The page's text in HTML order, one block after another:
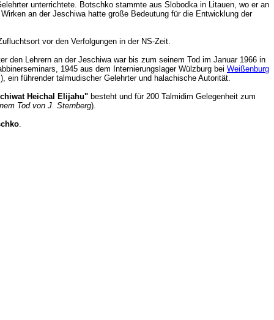
unterrichtete. Botschko stammte aus Slobodka in Litauen, wo er an
an der Jeschiwa hatte große Bedeutung für die Entwicklung der
Zufluchtsort vor den Verfolgungen in der NS-Zeit.
den Lehrern an der Jeschiwa war bis zum seinem Tod im Januar 1966 in
1945 aus dem Internierungslager Wülzburg bei Weißenburg
führender talmudischer Gelehrter und halachische Autorität.
Heichal Elijahu" besteht und für 200 Talmidim Gelegenheit zum
Tod von J. Sternberg).
.